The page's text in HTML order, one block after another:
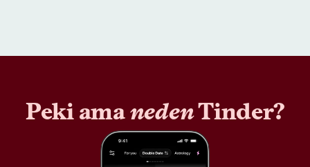
Peki amanedenTinder?